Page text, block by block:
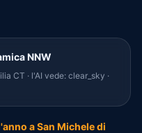
NNW
CT · l'AI vede: clear_sky ·
a San Michele di